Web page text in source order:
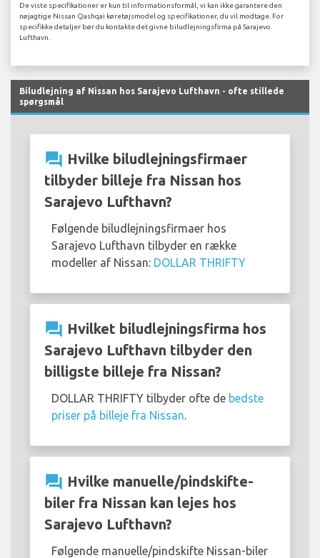
De viste specifikationer er kun til informationsformål, vi kan ikke garantere den
nøjagtige Nissan Qashqai køretøjsmodel og specifikationer, du vil modtage. For
specifikke detaljer bør du kontakte det givne biludlejningsfirma på Sarajevo
Lufthavn.
Biludlejning af Nissan hos Sarajevo Lufthavn - ofte stillede
spørgsmål
question_answer Hvilke biludlejningsfirmaer
tilbyder billeje fra Nissan hos
Sarajevo Lufthavn?
Følgende biludlejningsfirmaer hos
Sarajevo Lufthavn tilbyder en række
modeller af Nissan: DOLLAR THRIFTY
question_answer Hvilket biludlejningsfirma hos
Sarajevo Lufthavn tilbyder den
billigste billeje fra Nissan?
DOLLAR THRIFTY tilbyder ofte de bedste
priser på billeje fra Nissan
question_answer Hvilke manuelle/pindskifte-
biler fra Nissan kan lejes hos
Sarajevo Lufthavn?
Følgende manuelle/pindskifte Nissan-biler